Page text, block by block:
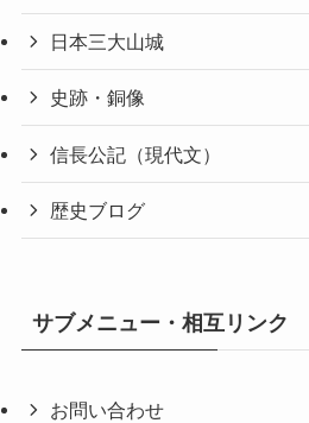
日本三大山城
史跡・銅像
信長公記（現代文）
歴史ブログ
サブメニュー・相互リンク
お問い合わせ